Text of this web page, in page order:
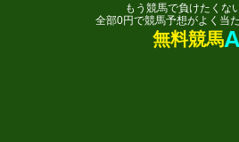
もう競馬で負けたくな
全部0円で競馬予想がよく当
無料競馬